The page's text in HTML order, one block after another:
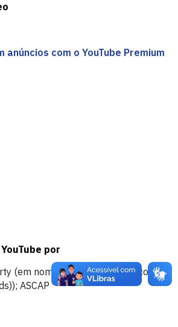
anúncios com o YouTube Premium
por
(em nome de Soundtrack Records
ASCAP